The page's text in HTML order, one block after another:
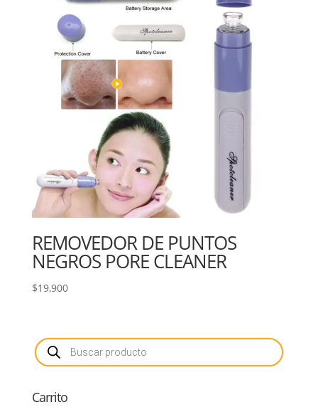
REMOVEDOR DE PUNTOS
NEGROS PORE CLEANER
$19,900
Búsqueda
de
productos
Carrito